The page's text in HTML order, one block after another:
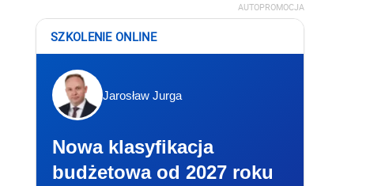
AUTOPROMOCJA
SZKOLENIE ONLINE
Jarosław Jurga
Nowa klasyfikacja
budżetowa od 2027 roku